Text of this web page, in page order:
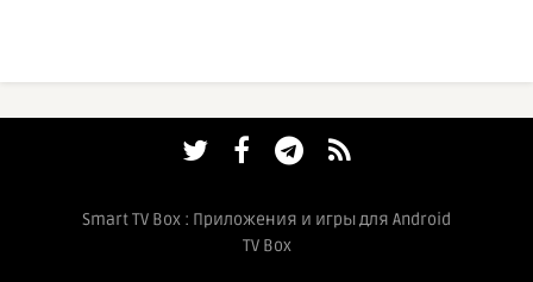
Smart TV Box : Приложения и игры для Android
TV Box